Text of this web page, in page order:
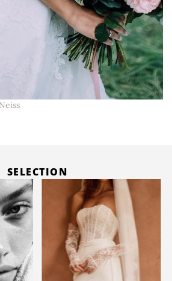
SELECTION